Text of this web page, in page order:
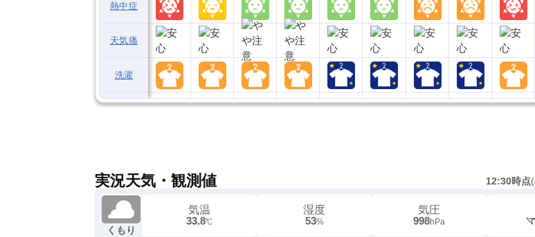
熱中症
天気痛
洗濯
実況天気・観測値 12:30時点(
くもり
気温
33.8℃
湿度
53%
気圧
998hPa